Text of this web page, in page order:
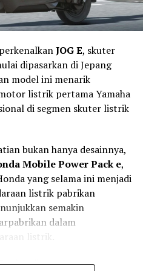
dan Jarak
JOG E, skuter
dipasarkan di Jepang
model ini menarik
listrik pertama Yamaha
di segmen skuter listrik
bukan hanya desainnya,
Mobile Power Pack e,
yang selama ini menjadi
listrik pabrikan
semakin
dalam
listrik.
telah dipasarkan secara